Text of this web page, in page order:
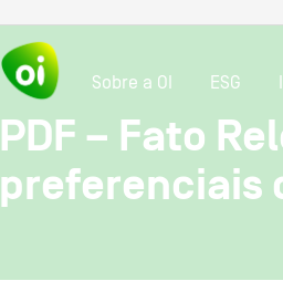
Sobre a OI ESG
PDF – Fato
preferenciais